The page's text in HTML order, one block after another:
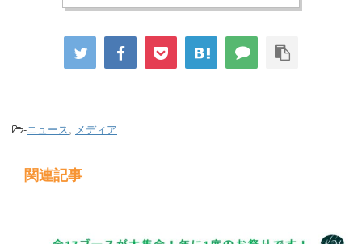
-ニュース, メディア
関連記事